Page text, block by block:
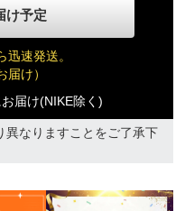
け予定
迅速発送。
届け）
届け(NIKE除く)
異なりますことをご了承下